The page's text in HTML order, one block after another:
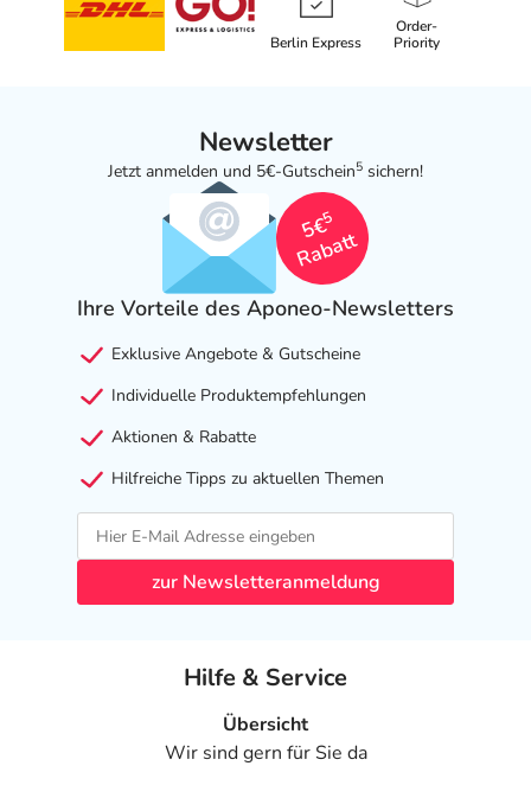
Berlin Express
Order-
Priority
Newsletter
Jetzt anmelden und 5€-Gutschein5 sichern!
5€
5
Rabatt
Ihre Vorteile des Aponeo-Newsletters
Exklusive Angebote & Gutscheine
Individuelle Produktempfehlungen
Aktionen & Rabatte
Hilfreiche Tipps zu aktuellen Themen
zur Newsletteranmeldung
Hilfe & Service
Übersicht
Wir sind gern für Sie da